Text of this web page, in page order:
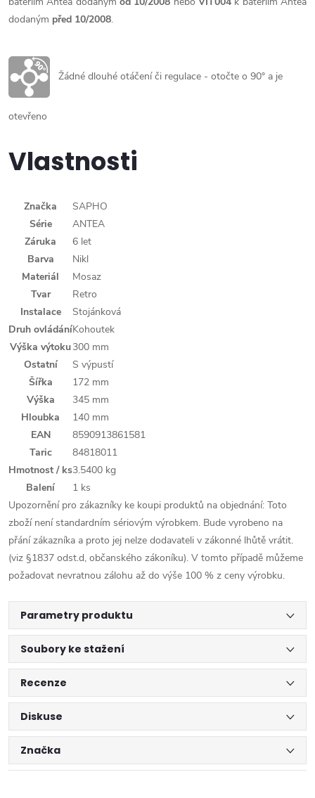
dodaným před 10/2008.
Žádné dlouhé otáčení či regulace - otočte o 90° a je
otevřeno
Vlastnosti
Značka
SAPHO
Série
ANTEA
Záruka
6 let
Barva
Nikl
Materiál
Mosaz
Tvar
Retro
Instalace
Stojánková
Druh ovládáníKohoutek
Výška výtoku300 mm
Ostatní
S výpustí
Šířka
172 mm
Výška
345 mm
Hloubka
140 mm
EAN
8590913861581
Taric
84818011
Hmotnost / ks3.5400 kg
Balení
1 ks
Upozornění pro zákazníky ke koupi produktů na objednání: Toto
zboží není standardním sériovým výrobkem. Bude vyrobeno na
přání zákazníka a proto jej nelze dodavateli v zákonné lhůtě vrátit.
(viz §1837 odst.d, občanského zákoníku). V tomto případě můžeme
požadovat nevratnou zálohu až do výše 100 % z ceny výrobku.
Parametry produktu
Soubory ke stažení
Recenze
Diskuse
Značka